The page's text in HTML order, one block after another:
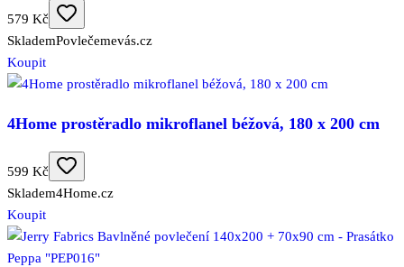
579 Kč
SklademPovlečemevás.cz
Koupit
4Home prostěradlo mikroflanel béžová, 180 x 200 cm
599 Kč
Skladem4Home.cz
Koupit